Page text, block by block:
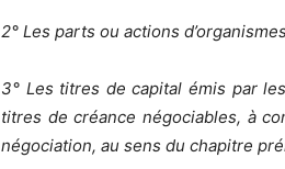
2° Les parts ou actions
3° Les titres de capital émis par
titres de créance négociables, à
négociation, au sens du chapitre